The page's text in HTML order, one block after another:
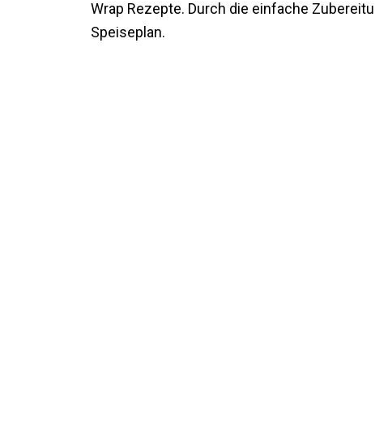
Wrap Rezepte. Durch die einfache
Speiseplan.